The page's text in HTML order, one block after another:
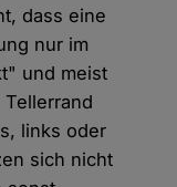
dass eine
nur im
und meist
links oder
sich nicht